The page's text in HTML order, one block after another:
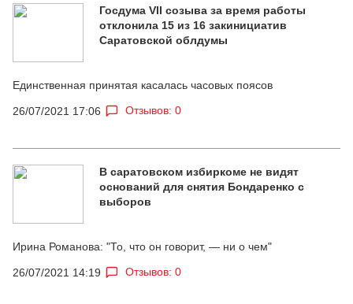
Госдума VII созыва за время работы
отклонила 15 из 16 закинициатив
Саратовской облдумы
Единственная принятая касалась часовых поясов
26/07/2021 17:06 Отзывов: 0
В саратовском избиркоме не видят
оснований для снятия Бондаренко с
выборов
Ирина Романова: "То, что он говорит, — ни о чем"
26/07/2021 14:19 Отзывов: 0